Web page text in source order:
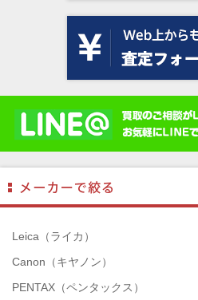
Leica（ライカ）
Canon（キヤノン）
PENTAX（ペンタックス）